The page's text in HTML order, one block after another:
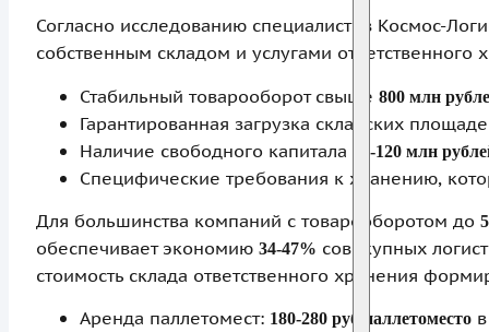
Согласно исследованию специалистов Космос-
собственным складом и услугами
Стабильный товарооборот свыше 800 млн
Гарантированная загрузка складских
Наличие свободного капитала
70-120 млн
Специфические требования к хранению,
Для большинства компаний с товарооборотом до
обеспечивает экономию 34-47% совокупных
стоимость склада ответственного хранения
Аренда паллетомест: 180-280 руб/паллетоместов